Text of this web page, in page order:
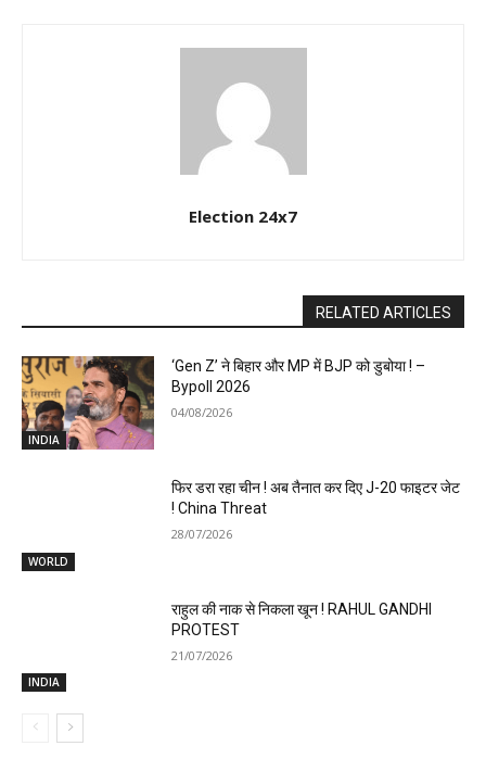
Election 24x7
RELATED ARTICLES
INDIA
‘Gen Z’ ने बिहार और MP में BJP को डुबोया ! –
Bypoll 2026
04/08/2026
WORLD
फिर डरा रहा चीन ! अब तैनात कर दिए J-20 फाइटर जेट
! China Threat
28/07/2026
INDIA
राहुल की नाक से निकला खून ! RAHUL GANDHI
PROTEST
21/07/2026